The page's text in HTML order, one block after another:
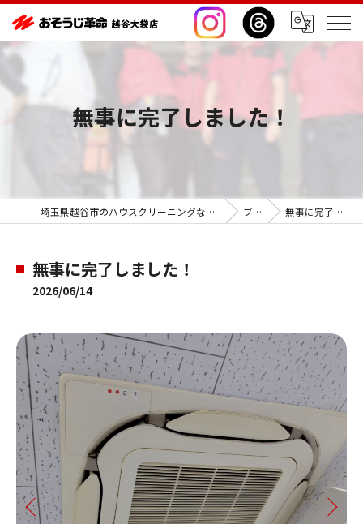
無事に完了しました！
埼玉県越谷市のハウスクリーニングならおそうじ革命越谷大袋店 ブログ 無事に完了しました！
無事に完了しました！
2026/06/14